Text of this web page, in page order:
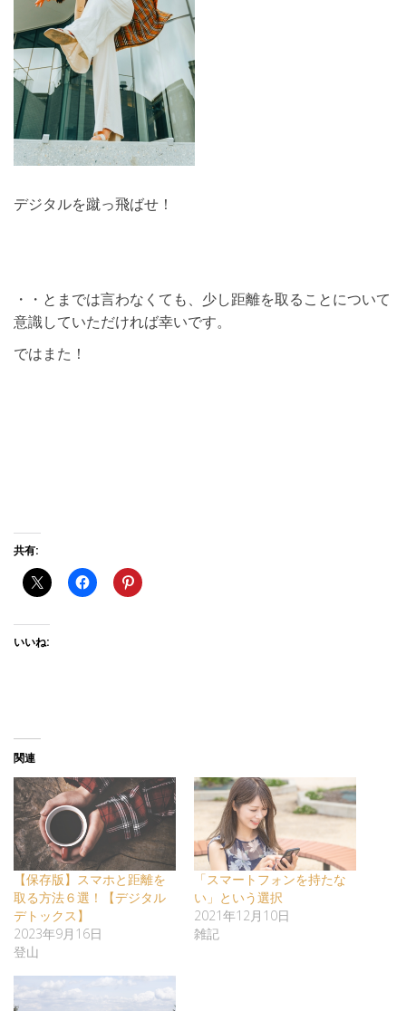
デジタルを蹴っ飛ばせ！
・・とまでは言わなくても、少し距離を取ることについて
意識していただければ幸いです。
ではまた！
共有:
いいね:
関連
【保存版】スマホと距離を
取る方法６選！【デジタル
デトックス】
2023年9月16日
登山
「スマートフォンを持たな
い」という選択
2021年12月10日
雑記